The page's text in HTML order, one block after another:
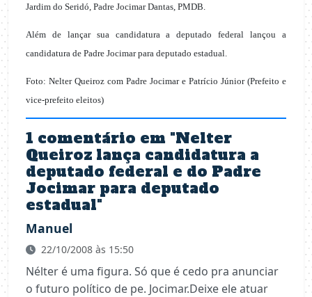
Jardim do Seridó, Padre Jocimar Dantas, PMDB.
Além de lançar sua candidatura a deputado federal lançou a
candidatura de Padre Jocimar para deputado estadual.
Foto: Nelter Queiroz com Padre Jocimar e Patrício Júnior (Prefeito e
vice-prefeito eleitos)
1 comentário em "Nelter
Queiroz lança candidatura a
deputado federal e do Padre
Jocimar para deputado
estadual"
Manuel
22/10/2008 às 15:50
Nélter é uma figura. Só que é cedo pra anunciar
o futuro político de pe. Jocimar.Deixe ele atuar